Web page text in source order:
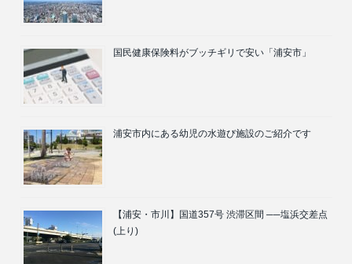
国民健康保険料がブッチギリで安い「浦安市」
浦安市内にある幼児の水遊び施設のご紹介です
【浦安・市川】国道357号 渋滞区間 ──塩浜交差点
(上り)